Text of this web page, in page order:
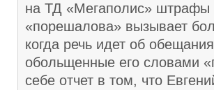
на ТД «Мегаполис» штрафы
«порешалова» вызывает
когда речь идет об
обольщенные его словами
себе отчет в том, что